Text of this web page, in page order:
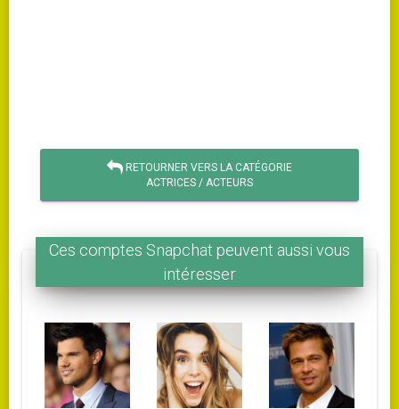
RETOURNER VERS LA CATÉGORIE
ACTRICES / ACTEURS
Ces comptes Snapchat peuvent aussi vous
intéresser